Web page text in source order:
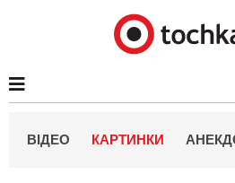
ВІДЕО КАРТИНКИ